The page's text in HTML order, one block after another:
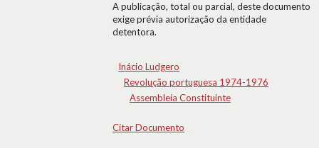
A publicação, total ou parcial, deste documento
exige prévia autorização da entidade
detentora.
Inácio Ludgero
Revolução portuguesa 1974-1976
Assembleia Constituinte
Citar Documento